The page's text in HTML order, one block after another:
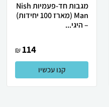
מגבות חד-פעמיות Nish
Man (מארז 100 יחידות)
– היגי...
114
₪
קנו עכשיו